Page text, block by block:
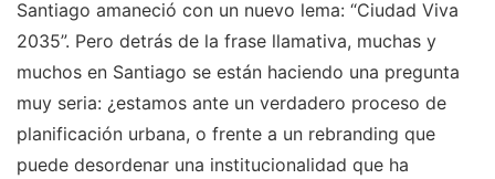
Santiago amaneció con un nuevo lema: “Ciudad Viva
2035”. Pero detrás de la frase llamativa, muchas y
muchos en Santiago se están haciendo una pregunta
muy seria: ¿estamos ante un verdadero proceso de
planificación urbana, o frente a un rebranding que
puede desordenar una institucionalidad que ha